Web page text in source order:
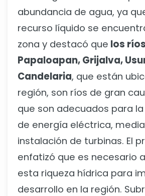
abundancia de agua, ya
recurso líquido se
zona y destacó que los
Papaloapan, Grijalva,
Candelaria, que están
región, son ríos de gran
que son adecuados para
de energía eléctrica,
instalación de turbinas. El
enfatizó que es necesario
esta riqueza hídrica para
desarrollo en la región.